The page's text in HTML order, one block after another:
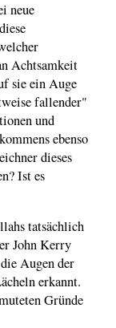
neue
Achtsamkeit
sie ein Auge
fallender"
und
ebenso
dieses
Ist es
tatsächlich
John Kerry
Augen der
erkannt.
Gründe